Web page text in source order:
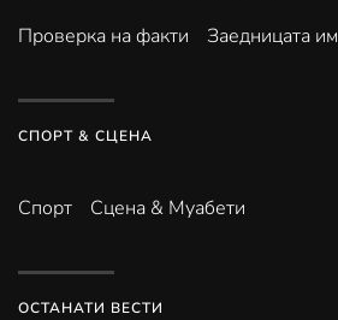
Проверка на факти
Заедницата
СПОРТ & СЦЕНА
Спорт Сцена & Муабети
ОСТАНАТИ ВЕСТИ